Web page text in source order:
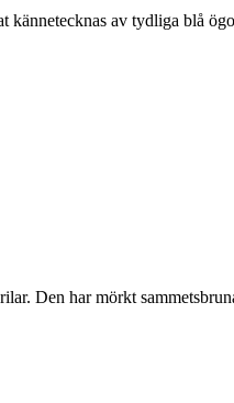
kännetecknas av tydliga blå
Den har mörkt